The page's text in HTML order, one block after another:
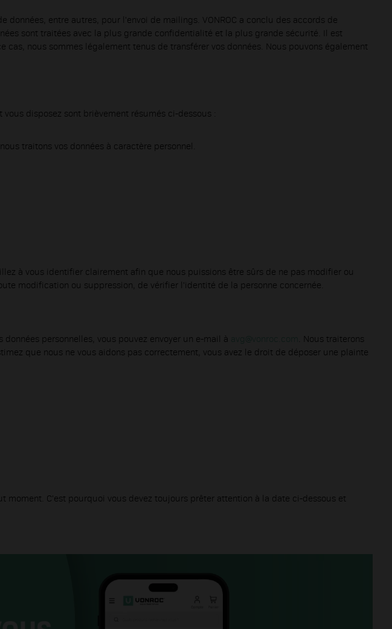
données, entre autres, pour l'envoi de mailings. VONROC a conclu des accords de
sont traitées avec la plus grande confidentialité et la plus grande sécurité. Il est
nous sommes légalement tenus de transférer vos données. Nous pouvons également
disposez sont brièvement résumés ci-dessous :
traitons vos données à caractère personnel.
à vous identifier clairement afin que nous puissions être sûrs de ne pas modifier ou
modification ou suppression, de vérifier l'identité de la personne concernée.
personnelles, vous pouvez envoyer un e-mail à
. Nous traiterons
que nous ne vous aidons pas correctement, vous avez le droit de déposer une plainte
C'est pourquoi vous devez toujours prêter attention à la date ci-dessous et